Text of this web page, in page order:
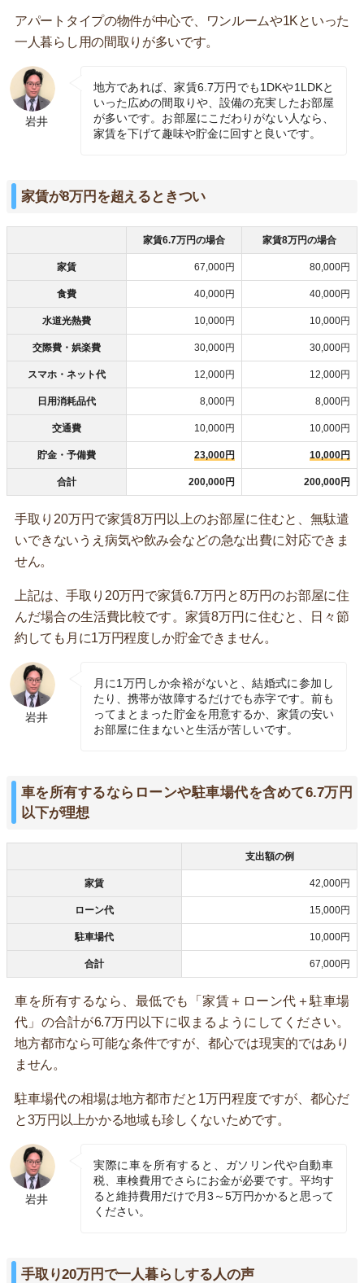
アパートタイプの物件が中心で、ワンルームや1Kといった
一人暮らし用の間取りが多いです。
岩井
地方であれば、家賃6.7万円でも1DKや1LDKと
いった広めの間取りや、設備の充実したお部屋
が多いです。お部屋にこだわりがない人なら、
家賃を下げて趣味や貯金に回すと良いです。
家賃が8万円を超えるときつい
家賃6.7万円の場合 家賃8万円の場合
家賃 67,000円 80,000円
食費 40,000円 40,000円
水道光熱費 10,000円 10,000円
交際費・娯楽費 30,000円 30,000円
スマホ・ネット代 12,000円 12,000円
日用消耗品代 8,000円 8,000円
交通費 10,000円 10,000円
貯金・予備費 23,000円 10,000円
合計 200,000円 200,000円
手取り20万円で家賃8万円以上のお部屋に住むと、無駄遣
いできないうえ病気や飲み会などの急な出費に対応できま
せん。
上記は、手取り20万円で家賃6.7万円と8万円のお部屋に住
んだ場合の生活費比較です。家賃8万円に住むと、日々節
約しても月に1万円程度しか貯金できません。
岩井
月に1万円しか余裕がないと、結婚式に参加し
たり、携帯が故障するだけでも赤字です。前も
ってまとまった貯金を用意するか、家賃の安い
お部屋に住まないと生活が苦しいです。
車を所有するならローンや駐車場代を含めて6.7万円
以下が理想
支出額の例
家賃 42,000円
ローン代 15,000円
駐車場代 10,000円
合計 67,000円
車を所有するなら、最低でも「家賃＋ローン代＋駐車場
代」の合計が6.7万円以下に収まるようにしてください。
地方都市なら可能な条件ですが、都心では現実的ではあり
ません。
駐車場代の相場は地方都市だと1万円程度ですが、都心だ
と3万円以上かかる地域も珍しくないためです。
岩井
実際に車を所有すると、ガソリン代や自動車
税、車検費用でさらにお金が必要です。平均す
ると維持費用だけで月3～5万円かかると思って
ください。
手取り20万円で一人暮らしする人の声